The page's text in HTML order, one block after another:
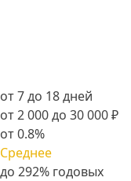
от 7 до 18 дней
от 2 000 до 30 000 ₽
от 0.8%
Среднее